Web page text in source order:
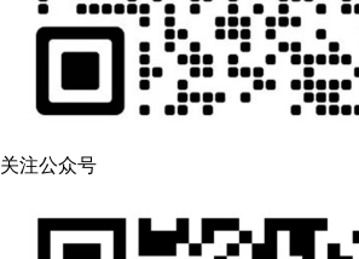
关注公众号